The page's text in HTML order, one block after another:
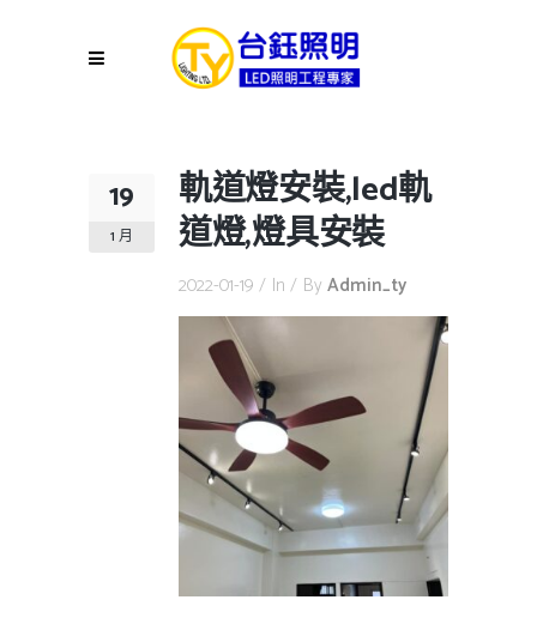
19
1 月
軌道燈安裝,led軌
道燈,燈具安裝
2022-01-19 In By Admin_ty